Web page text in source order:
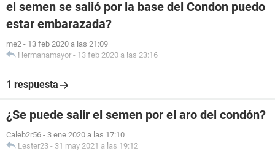
el semen se salió por la base del Condon puedo
estar embarazada?
me2 - 13 feb 2020 a las 21:09
Hermanamayor - 13 feb 2020 a las 23:16
1 respuesta
¿Se puede salir el semen por el aro del condón?
Caleb2r56 - 3 ene 2020 a las 17:10
Lester23 - 31 may 2021 a las 19:12